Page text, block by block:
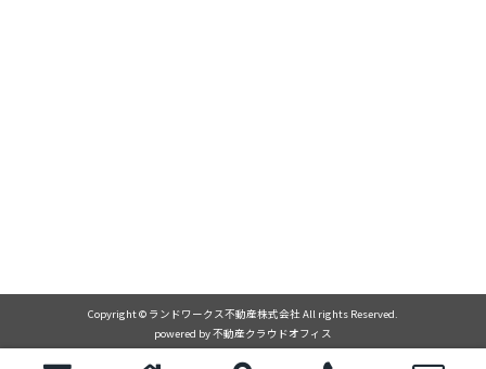
Copyright © ランドワークス不動産株式会社 All rights Reserved.
powered by 不動産クラウドオフィス